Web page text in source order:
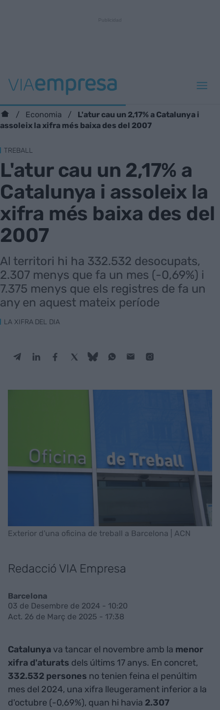
Economia
L'atur cau un 2,17% a Catalunya i
assoleix la xifra més baixa des del 2007
TREBALL
L'atur cau un 2,17% a
Catalunya i assoleix la
xifra més baixa des del
2007
Al territori hi ha 332.532 desocupats,
2.307 menys que fa un mes (-0,69%) i
7.375 menys que els registres de fa un
any en aquest mateix període
LA XIFRA DEL DIA
Exterior d'una oficina de treball a Barcelona | ACN
Redacció VIA Empresa
Barcelona
03 de Desembre de 2024 - 10:20
Act. 26 de Març de 2025 - 17:38
Catalunya va tancar el novembre amb la menor
xifra d'aturats dels últims 17 anys. En concret,
332.532 persones no tenien feina el penúltim
mes del 2024, una xifra lleugerament inferior a la
d'octubre (-0,69%), quan hi havia 2.307